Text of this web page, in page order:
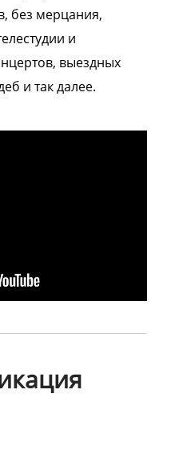
без мерцания,
и
выездных
и так далее.